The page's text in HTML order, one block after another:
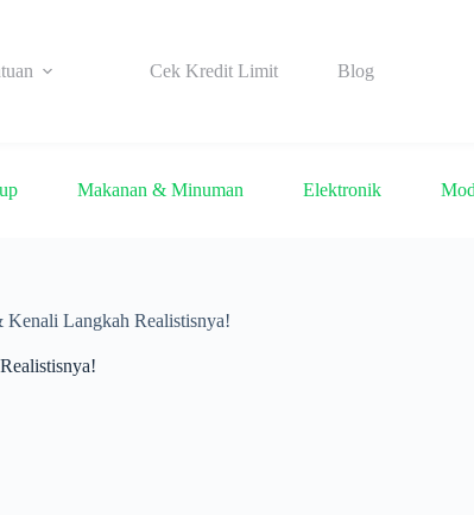
Cek Kredit Limit Blog
Makanan & Minuman Elektronik
Langkah Realistisnya!